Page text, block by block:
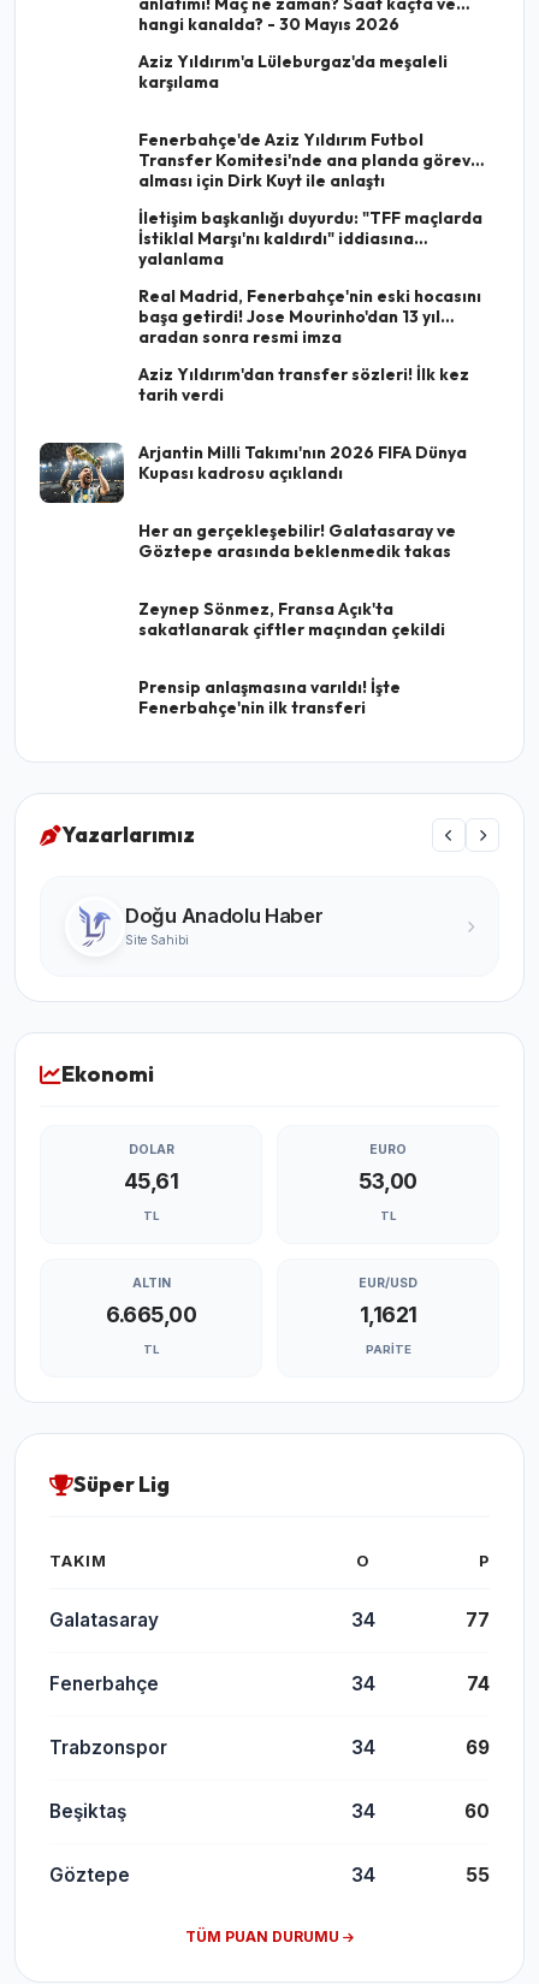
hangi kanalda? - 30 Mayıs 2026
Aziz Yıldırım'a Lüleburgaz'da meşaleli
karşılama
Fenerbahçe'de Aziz Yıldırım Futbol
Transfer Komitesi'nde ana planda görev
alması için Dirk Kuyt ile anlaştı
İletişim başkanlığı duyurdu: "TFF maçlarda
İstiklal Marşı'nı kaldırdı" iddiasına
yalanlama
Real Madrid, Fenerbahçe'nin eski hocasını
başa getirdi! Jose Mourinho'dan 13 yıl
aradan sonra resmi imza
Aziz Yıldırım'dan transfer sözleri! İlk kez
tarih verdi
Arjantin Milli Takımı'nın 2026 FIFA Dünya
Kupası kadrosu açıklandı
Her an gerçekleşebilir! Galatasaray ve
Göztepe arasında beklenmedik takas
Zeynep Sönmez, Fransa Açık'ta
sakatlanarak çiftler maçından çekildi
Prensip anlaşmasına varıldı! İşte
Fenerbahçe'nin ilk transferi
Yazarlarımız
Turgay Karabıyık
Ünlü Yazar
Ekonomi
DOLAR
45,61
TL
EURO
53,00
TL
ALTIN
6.665,00
TL
EUR/USD
1,1621
PARITE
Süper Lig
TAKIM O P
Galatasaray 34 77
Fenerbahçe 34 74
Trabzonspor 34 69
Beşiktaş 34 60
Göztepe 34 55
TÜM PUAN DURUMU